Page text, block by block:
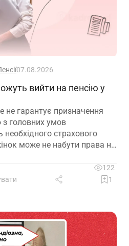
07.08.2026
вийти на пенсію у
не гарантує призначення
з головних умов
страхового
може не набути права на
в матеріалі
122
1